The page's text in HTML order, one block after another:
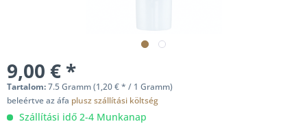
9,00 € *
Tartalom:7.5 Gramm (1,20 € * / 1 Gramm)
beleértve az áfa plusz szállítási költség
Szállítási idő 2-4 Munkanap